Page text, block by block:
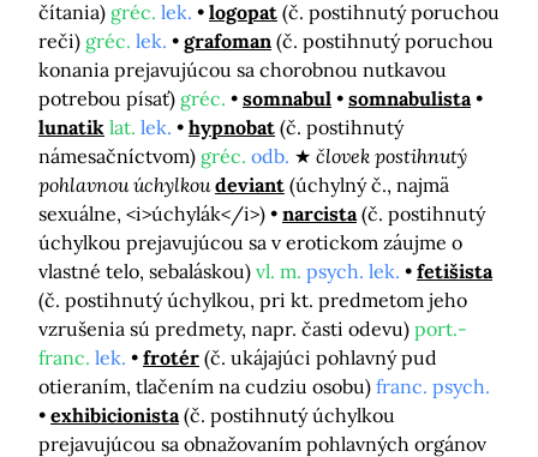
čítania) gréc. lek. logopat (č. postihnutý poruchou
reči) gréc. lek. grafoman (č. postihnutý poruchou
konania prejavujúcou sa chorobnou nutkavou
potrebou písať) gréc. somnabul
somnabulista
lunatik lat. lek. hypnobat (č. postihnutý
námesačníctvom) gréc. odb.
človek postihnutý
pohlavnou úchylkou deviant (úchylný č., najmä
sexuálne, <i>úchylák</i>)
narcista (č. postihnutý
úchylkou prejavujúcou sa v erotickom záujme o
vlastné telo, sebaláskou) vl. m. psych. lek.
fetišista
(č. postihnutý úchylkou, pri kt. predmetom jeho
vzrušenia sú predmety, napr. časti odevu) port.-
franc. lek. frotér (č. ukájajúci pohlavný pud
otieraním, tlačením na cudziu osobu) franc. psych.
exhibicionista (č. postihnutý úchylkou
prejavujúcou sa obnažovaním pohlavných orgánov